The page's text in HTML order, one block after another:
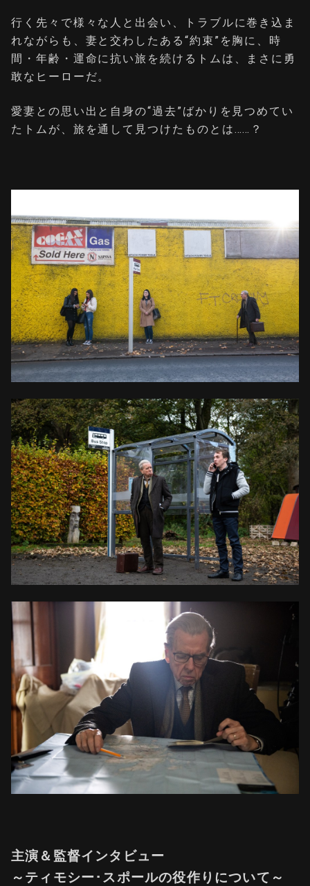
⾏く先々で様々な⼈と出会い、トラブルに巻き込ま
れながらも、妻と交わしたある“約束”を胸に、時
間・年齢・運命に抗い旅を続けるトムは、まさに勇
敢なヒーローだ。
愛妻との思い出と⾃⾝の“過去”ばかりを⾒つめてい
たトムが、旅を通して⾒つけたものとは……？
主演＆監督インタビュー
～ティモシー･スポールの役作りについて～